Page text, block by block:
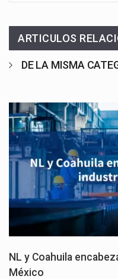
ARTICULOS
DE LA MISMA
NL y Coahuila
México